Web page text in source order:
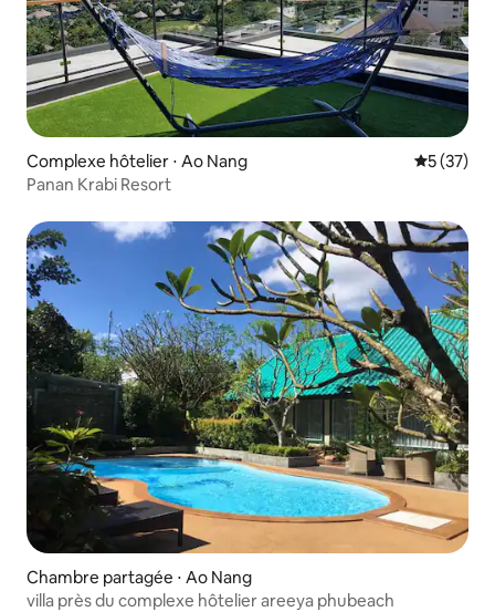
Complexe hôtelier ⋅ Ao Nang
5 (37)
Panan Krabi Resort
Chambre partagée ⋅ Ao Nang
villa près du complexe hôtelier areeya phubeach